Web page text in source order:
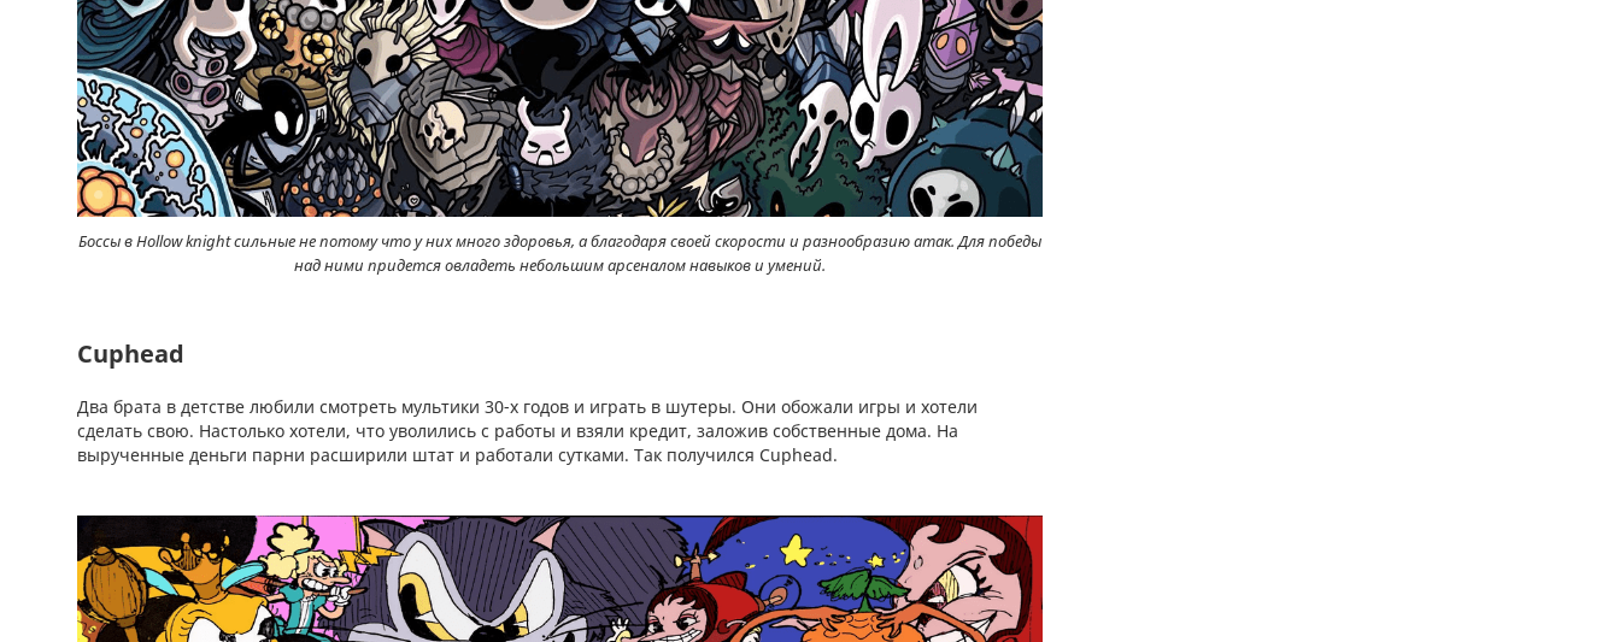
Боссы в Hollow knight сильные не потому что у них много здоровья, а благодаря своей скорости и разнообразию атак. Для победы
над ними придется овладеть небольшим арсеналом навыков и умений.
Cuphead
Два брата в детстве любили смотреть мультики 30-х годов и играть в шутеры. Они обожали игры и хотели
сделать свою. Настолько хотели, что уволились с работы и взяли кредит, заложив собственные дома. На
вырученные деньги парни расширили штат и работали сутками. Так получился Cuphead.